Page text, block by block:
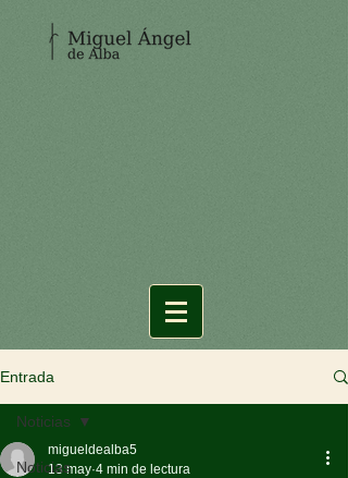
Entrada
Noticias
Noticias
migueldealba5
13 may 4 min de lectura